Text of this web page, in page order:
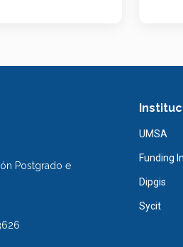
Postgrado e
UMSA
Funding
Dipgis
Sycit